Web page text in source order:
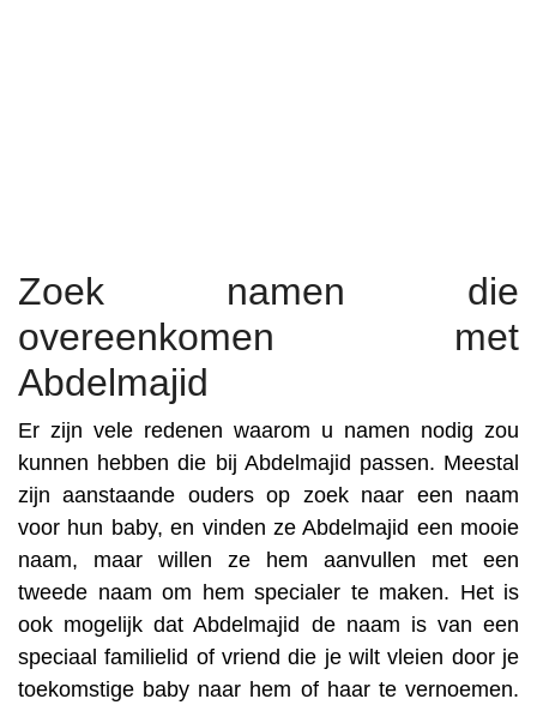
Zoek namen die
overeenkomen met
Abdelmajid
Er zijn vele redenen waarom u namen nodig zou
kunnen hebben die bij Abdelmajid passen. Meestal
zijn aanstaande ouders op zoek naar een naam
voor hun baby, en vinden ze Abdelmajid een mooie
naam, maar willen ze hem aanvullen met een
tweede naam om hem specialer te maken. Het is
ook mogelijk dat Abdelmajid de naam is van een
speciaal familielid of vriend die je wilt vleien door je
toekomstige baby naar hem of haar te vernoemen.